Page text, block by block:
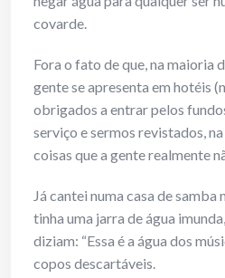
covarde.
Fora o fato de que, na maioria
gente se apresenta em hotéis
obrigados a entrar pelos
serviço e sermos revistados,
coisas que a gente realmente
Já cantei numa casa de samba
tinha uma jarra de água
diziam: “Essa é a água dos
copos descartáveis.